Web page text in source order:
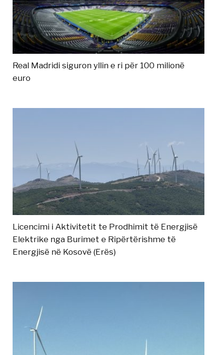
Real Madridi siguron yllin e ri për 100 milionë
euro
Licencimi i Aktivitetit te Prodhimit të Energjisë
Elektrike nga Burimet e Ripërtërishme të
Energjisë në Kosovë (Erës)